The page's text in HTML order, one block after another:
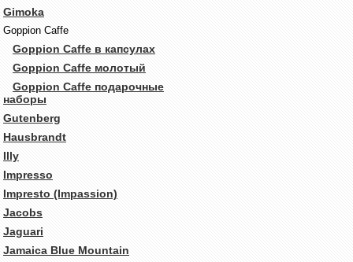
Gimoka
Goppion Caffe
Goppion Caffe в капсулах
Goppion Caffe молотый
Goppion Caffe подарочные
наборы
Gutenberg
Hausbrandt
Illy
Impresso
Impresto (Impassion)
Jacobs
Jaguari
Jamaica Blue Mountain